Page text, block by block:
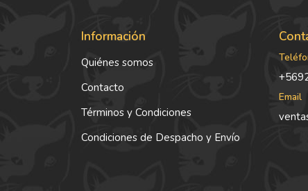
Información
Quiénes somos
Contacto
Términos y Condiciones
Condiciones de Despacho y Envío
Email